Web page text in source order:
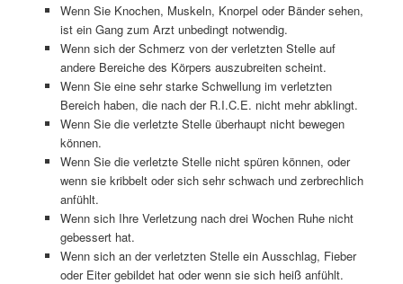
Wenn Sie Knochen, Muskeln, Knorpel oder Bänder sehen,
ist ein Gang zum Arzt unbedingt notwendig.
Wenn sich der Schmerz von der verletzten Stelle auf
andere Bereiche des Körpers auszubreiten scheint.
Wenn Sie eine sehr starke Schwellung im verletzten
Bereich haben, die nach der R.I.C.E. nicht mehr abklingt.
Wenn Sie die verletzte Stelle überhaupt nicht bewegen
können.
Wenn Sie die verletzte Stelle nicht spüren können, oder
wenn sie kribbelt oder sich sehr schwach und zerbrechlich
anfühlt.
Wenn sich Ihre Verletzung nach drei Wochen Ruhe nicht
gebessert hat.
Wenn sich an der verletzten Stelle ein Ausschlag, Fieber
oder Eiter gebildet hat oder wenn sie sich heiß anfühlt.